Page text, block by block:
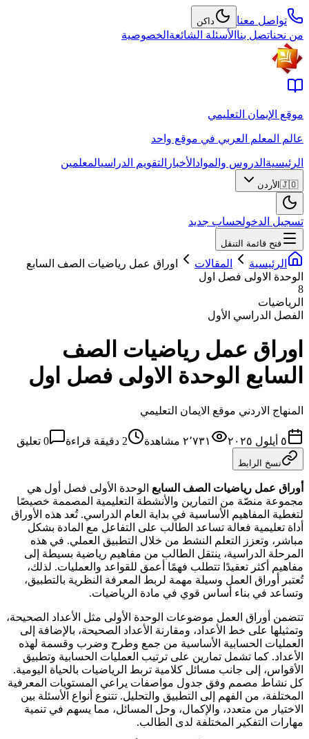
تواصل معنا داكن
من نحناتصل بنا الأسئلة الشائعة الخصوصية
موقع الإيمان التعليمي
عالم المعلم العربي في موقع واحد
الرئيسية الدروس والمواد الأخبار التقويم الدراسيالمعلمين
🇯🇴 الأردن
تسجيل الدخولحساب جديد
فتح قائمة التنقل
الرئيسية المقالات
اوراق عمل رياضيات الصف السابع
الوحدة الاولى فصل اول
8
الرياضيات
الفصل الدراسي الأول
اوراق عمل رياضيات الصف
السابع الوحدة الاولى فصل اول
المنهاج الاردني موقع الايمان التعليمي
٥ أيلول ٢٠٢٥ ٢٬٧٣١ مشاهدة 2 دقيقة قراءة 0 تعليق
نسخ الرابط
أوراق عمل رياضيات الصف السابع الوحدة الأولى فصل أول هي
مجموعة منصّة من التمارين والأنشطة التعليمية المصممة خصيصًا
لتغطية المفاهيم الأساسية في بداية العام الدراسي. تُعد هذه الأوراق
أداة تعليمية فعالة تساعد الطالب على التفاعل مع المادة بشكل
مباشر، وتعزز التعلم النشط من خلال التطبيق العملي. في هذه
المرحلة الدراسية، ينتقل الطالب من مفاهيم رياضية بسيطة إلى
مفاهيم أكثر تعقيدًا تتطلب فهمًا أعمق للقواعد والعمليات. لذلك،
تُعتبر أوراق العمل وسيلة مهمة لربط المعرفة النظرية بالتطبيق،
وتساعد في بناء أساس قوي في مادة الرياضيات.
تتضمن أوراق العمل موضوعات الوحدة الأولى مثل الأعداد الصحيحة،
وتمثيلها على خط الأعداد، ومقارنة الأعداد الصحيحة، بالإضافة إلى
العمليات الحسابية الأساسية من جمع وطرح وضرب وقسمة لهذه
الأعداد. كما تشمل تمارين على ترتيب العمليات الحسابية وتطبيق
الأقواس، إلى جانب مسائل كلامية تربط الرياضيات بالحياة اليومية.
كل نشاط مصمم وفق جدول مواصفات يراعي المستويات المعرفية
المختلفة، من الفهم إلى التطبيق والتحليل. تتنوع أنواع الأسئلة بين
الاختيار من متعدد، والإكمال، وحل المسائل، مما يسهم في تنمية
مهارات التفكير المختلفة لدى الطالب.